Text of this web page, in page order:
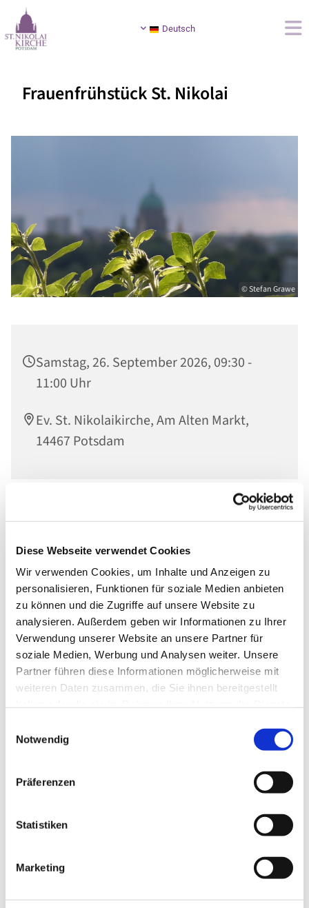
Diese Webseite verwendet Cookies
Wir verwenden Cookies, um Inhalte und Anzeigen zu
personalisieren, Funktionen für soziale Medien anbieten
zu können und die Zugriffe auf unsere Website zu
analysieren. Außerdem geben wir Informationen zu Ihrer
Verwendung unserer Website an unsere Partner für
soziale Medien, Werbung und Analysen weiter. Unsere
Partner führen diese Informationen möglicherweise mit
weiteren Daten zusammen, die Sie ihnen bereitgestellt
Notwendig
Präferenzen
Statistiken
Marketing
Deutsch
Frauenfrühstück St. Nikolai
© Stefan Grawe
Samstag, 26. September 2026, 09:30 -
11:00 Uhr
Ev. St. Nikolaikirche, Am Alten Markt,
14467 Potsdam
Herzliche Einladung zum gemeinsamen Frühstücken in
begegnen sich Generationen von Frauen ab 12 Jahren,
tauschen sich aus, genießen das Miteinander - und eine
Tasse guten Kaffee.
Wir freuen uns über eine Anmeldung, einen kleinen
Beitrag zum Frühstück und auf Sie!
Herzlich willkommen auch zurOrgelmatinéeim
Anschluss.